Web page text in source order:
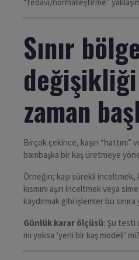
Sınır
zaman
Birçok çekince, kaşın “hattını”
bambaşka bir kaş üretmeye
Örneğin; kaşı sürekli
kısmını aşırı inceltmek veya
kaydırmak gibi işlemler bu sınıra
Günlük karar ölçüsü: Şu testi
mı yoksa ‘yeni bir kaş modeli’